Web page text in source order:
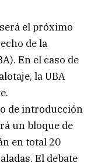
el próximo
de la
En el caso de
la UBA
de introducción
un bloque de
en total 20
El debate